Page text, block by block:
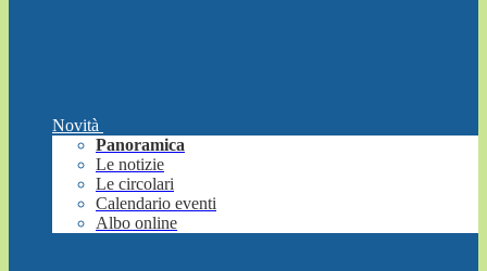
Novità
Panoramica
Le notizie
Le circolari
Calendario eventi
Albo online